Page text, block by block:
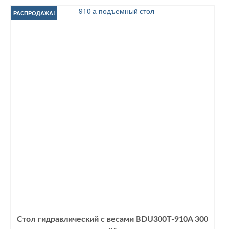
РАСПРОДАЖА!
Стол гидравлический с весами BDU300T-910A 300